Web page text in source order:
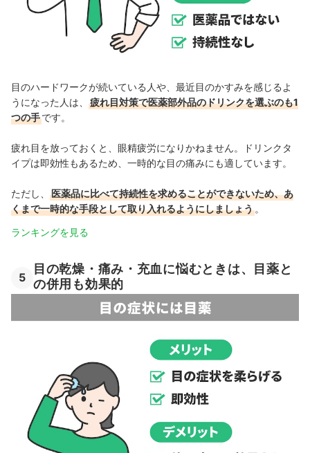
目のハードワークが続いている人や、最近目のかすみを感じるよ
うになった人は、
疲れ目対策で医薬部外品のドリンクを選ぶのも1
つの手です。
疲れ目を放っておくと、眼精疲労になりかねません。ドリンクタ
イプは即効性もあるため、一時的な目の痛みにも適しています。
ただし、
医薬品に比べて持続性を求めることができないため、あ
くまで一時的な手段として取り入れるようにしましょう 。
ランキングを見る
5
目の乾燥・痛み・充血に悩むときは、目薬と
の併用も効果的